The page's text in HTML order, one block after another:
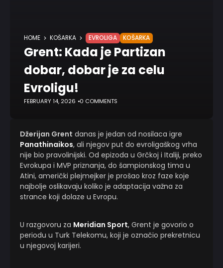
HOME KOŠARKA EVROLIGA KOŠARKA
Grent: Kada je Partizan
dobar, dobar je za celu
Evroligu!
FEBRUARY 14, 2026 0 COMMENTS
Džerijan Grent danas je jedan od nosilaca igre
Panathinaikos, ali njegov put do evroligaškog vrha
nije bio pravolinijski. Od epizoda u Grčkoj i Italiji, preko
Evrokupa i MVP priznanja, do šampionskog tima u
Atini, američki plejmejker je prošao kroz faze koje
najbolje oslikavaju koliko je adaptacija važna za
strance koji dolaze u Evropu.
U razgovoru za Meridian Sport, Grent je govorio o
periodu u Turk Telekomu, koji je označio prekretnicu
u njegovoj karijeri.